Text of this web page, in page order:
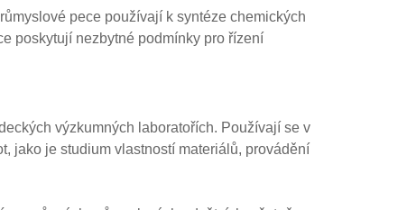
pece používají k syntéze chemických
poskytují nezbytné podmínky pro řízení
výzkumných laboratořích. Používají se v
jako je studium vlastností materiálů, provádění